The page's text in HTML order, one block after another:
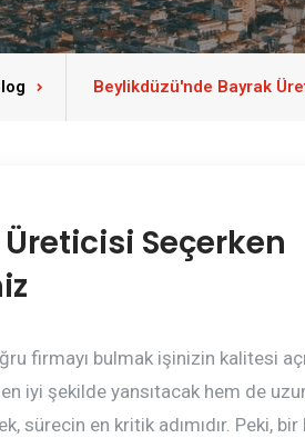
Beylikdüzü'nde Bayrak
Seçerken
firmayı bulmak işinizin kalitesi
iyi şekilde yansıtacak hem de
sürecin en kritik adımıdır. Peki, bir